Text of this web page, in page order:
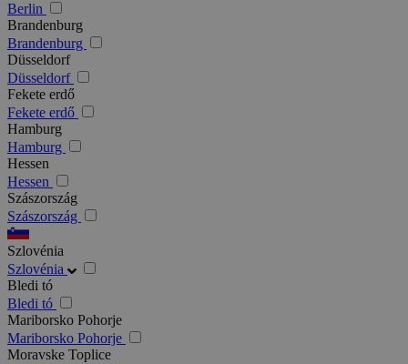
Berlin
Brandenburg
Brandenburg
Düsseldorf
Düsseldorf
Fekete erdő
Fekete erdő
Hamburg
Hamburg
Hessen
Hessen
Szászország
Szászország
Szlovénia
Szlovénia
Bledi tó
Bledi tó
Mariborsko Pohorje
Mariborsko Pohorje
Moravske Toplice